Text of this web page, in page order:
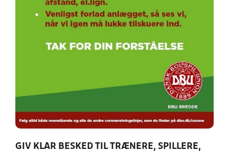
GIV KLAR BESKED TIL TRÆNERE, SPILLERE,